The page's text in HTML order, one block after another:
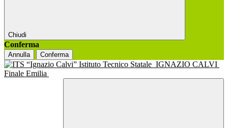
Chiudi
Conferma
Annulla Conferma
Istituto Tecnico Statale IGNAZIO CALVI
Finale Emilia